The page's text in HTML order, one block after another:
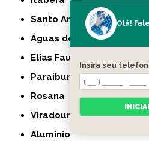
Santo Anastácio
Águas de Lindóia
Elias Fausto
Paraibuna
Rosana
Viradouro
Alumínio
Olá!
Insira seu